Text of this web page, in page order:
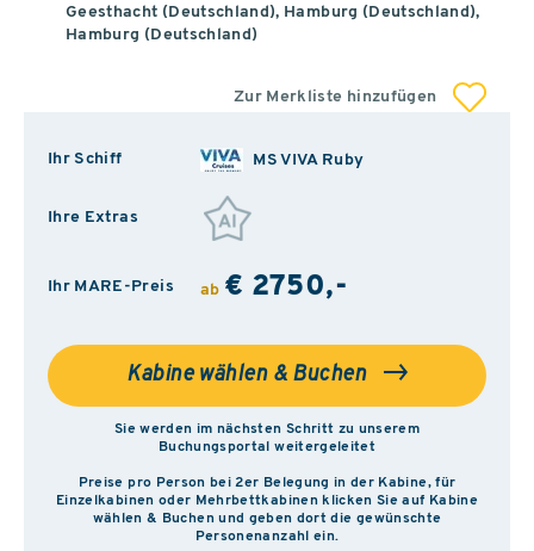
Geesthacht (Deutschland), Hamburg (Deutschland),
Hamburg (Deutschland)
Zur Merkliste hinzufügen
Ihr Schiff MS VIVA Ruby
Ihre Extras
Ihr MARE-Preis ab € 2750,-
Kabine wählen & Buchen
Sie werden im nächsten Schritt zu unserem
Buchungsportal weitergeleitet
Preise pro Person bei 2er Belegung in der Kabine, für
Einzelkabinen oder Mehrbettkabinen klicken Sie auf Kabine
wählen & Buchen und geben dort die gewünschte
Personenanzahl ein.